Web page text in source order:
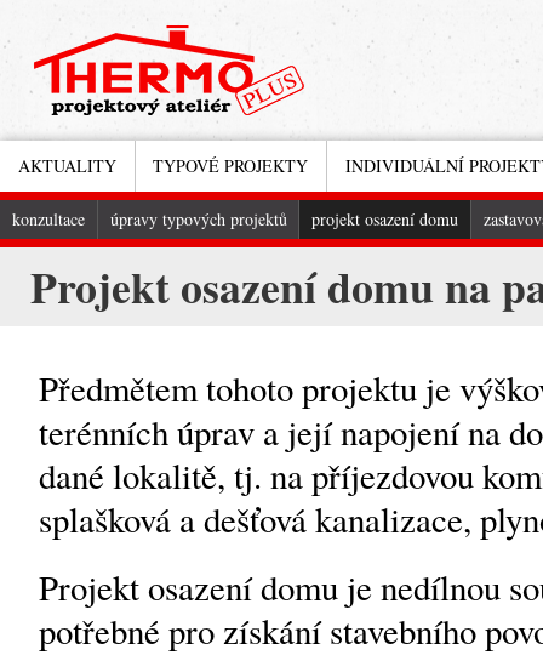
AKTUALITY TYPOVÉ PROJEKTY INDIVIDUÁLNÍ
konzultace úpravy typových projektů projekt osazení domu
Projekt osazení domu na
Předmětem tohoto projektu je
terénních úprav a její napojení na
dané lokalitě, tj. na příjezdovou
splašková a dešťová kanalizace,
Projekt osazení domu je nedílnou
potřebné pro získání stavebního